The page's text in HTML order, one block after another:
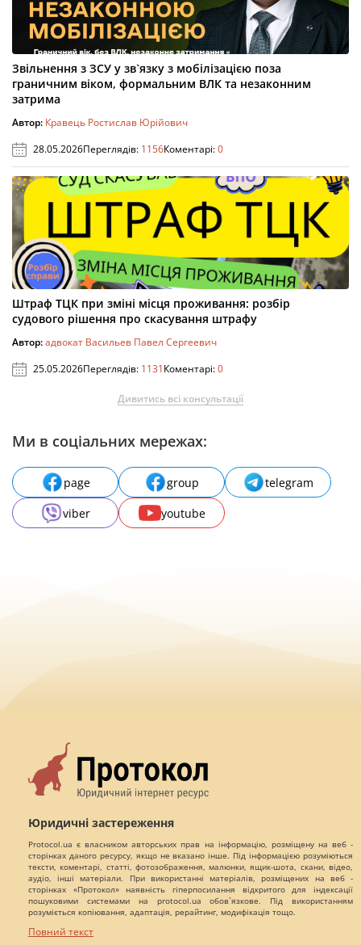
Звільнення з ЗСУ у зв`язку з мобілізацією поза
граничним віком, формальним ВЛК та незаконним
затрима
Автор: Кравець Ростислав Юрійович
28.05.2026Переглядів: 1156Коментарі:0
Штраф ТЦК при зміні місця проживання: розбір
судового рішення про скасування штрафу
Автор:адвокат Васильев Павел Сергеевич
25.05.2026Переглядів: 1131Коментарі:0
Дивитись всі консультації
Ми в соціальних мережах:
page group
telegram
viber
youtube
Юридичні застереження
Protocol.ua є власником авторських прав на інформацію, розміщену на веб -
сторінках даного ресурсу, якщо не вказано інше. Під інформацією розуміються
тексти, коментарі, статті, фотозображення, малюнки, ящик-шота, скани, відео,
аудіо, інші матеріали. При використанні матеріалів, розміщених на веб -
сторінках «Протокол» наявність гіперпосилання відкритого для індексації
пошуковими системами на protocol.ua обов`язкове. Під використанням
розуміється копіювання, адаптація, рерайтинг, модифікація тощо.
Повний текст